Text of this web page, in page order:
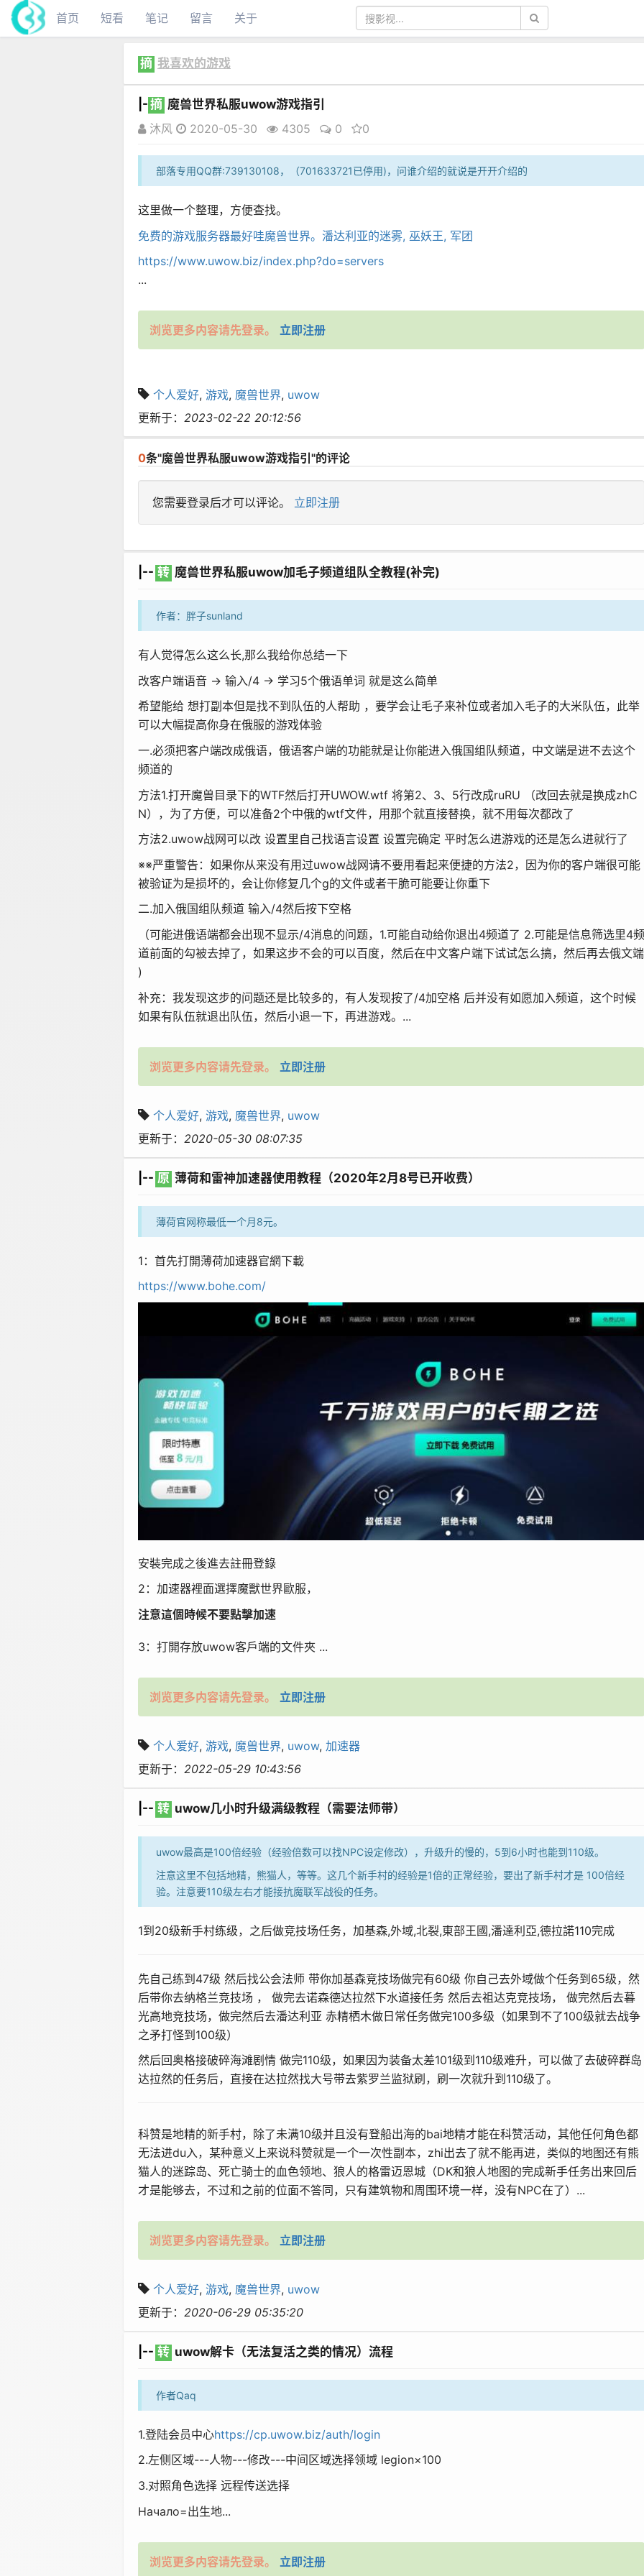
首页 短看 笔记 留言 关于
摘 我喜欢的游戏
|- 摘 魔兽世界私服uwow游戏指引
沐风
2020-05-30 4305 0 0
部落专用QQ群:739130108，（701633721已停用)，问谁介绍的就说是开开介绍的
这里做一个整理，方便查找。
免费的游戏服务器最好哇魔兽世界。潘达利亚的迷雾, 巫妖王, 军团
https://www.uwow.biz/index.php?do=servers
...
浏览更多内容请先登录。 立即注册
个人爱好, 游戏, 魔兽世界, uwow
更新于： 2023-02-22 20:12:56
0条"魔兽世界私服uwow游戏指引"的评论
您需要登录后才可以评论。 立即注册
|-- 转 魔兽世界私服uwow加毛子频道组队全教程(补完)
作者：胖子sunland
有人觉得怎么这么长,那么我给你总结一下
改客户端语音 → 输入/4 → 学习5个俄语单词 就是这么简单
希望能给 想打副本但是找不到队伍的人帮助 ，要学会让毛子来补位或者加入毛子的大米队伍，此举
可以大幅提高你身在俄服的游戏体验
一.必须把客户端改成俄语，俄语客户端的功能就是让你能进入俄国组队频道，中文端是进不去这个
频道的
方法1.打开魔兽目录下的WTF然后打开UWOW.wtf 将第2、3、5行改成ruRU （改回去就是换成zhC
N），为了方便，可以准备2个中俄的wtf文件，用那个就直接替换，就不用每次都改了
方法2.uwow战网可以改 设置里自己找语言设置 设置完确定 平时怎么进游戏的还是怎么进就行了
※※严重警告：如果你从来没有用过uwow战网请不要用看起来便捷的方法2，因为你的客户端很可能
被验证为是损坏的，会让你修复几个g的文件或者干脆可能要让你重下
二.加入俄国组队频道 输入/4然后按下空格
（可能进俄语端都会出现不显示/4消息的问题，1.可能自动给你退出4频道了 2.可能是信息筛选里4频
道前面的勾被去掉了，如果这步不会的可以百度，然后在中文客户端下试试怎么搞，然后再去俄文端
)
补充：我发现这步的问题还是比较多的，有人发现按了/4加空格 后并没有如愿加入频道，这个时候
如果有队伍就退出队伍，然后小退一下，再进游戏。...
浏览更多内容请先登录。 立即注册
个人爱好, 游戏, 魔兽世界, uwow
更新于： 2020-05-30 08:07:35
|-- 原 薄荷和雷神加速器使用教程（2020年2月8号已开收费）
薄荷官网称最低一个月8元。
1 ：首先打開薄荷加速器官網下載
https://www.bohe.com/
安裝完成之後進去註冊登錄
2 ：加速器裡面選擇魔獸世界歐服，
注意這個時候不要點擊加速
3 ：打開存放uwow客戶端的文件夾 ...
浏览更多内容请先登录。 立即注册
个人爱好, 游戏, 魔兽世界, uwow, 加速器
更新于： 2022-05-29 10:43:56
|-- 转 uwow几小时升级满级教程（需要法师带）
uwow最高是100倍经验（经验倍数可以找NPC设定修改），升级升的慢的，5到6小时也能到110级。
注意这里不包括地精，熊猫人，等等。这几个新手村的经验是1倍的正常经验，要出了新手村才是 100倍经
验。注意要110级左右才能接抗魔联军战役的任务。
1到20级新手村练级，之后做竞技场任务，加基森,外域,北裂,東部王國,潘達利亞,德拉諾110完成
先自己练到47级 然后找公会法师 带你加基森竞技场做完有60级 你自己去外域做个任务到65级，然
后带你去纳格兰竞技场 ， 做完去诺森德达拉然下水道接任务 然后去祖达克竞技场， 做完然后去暮
光高地竞技场，做完然后去潘达利亚 赤精栖木做日常任务做完100多级（如果到不了100级就去战争
之矛打怪到100级）
然后回奥格接破碎海滩剧情 做完110级，如果因为装备太差101级到110级难升，可以做了去破碎群岛
达拉然的任务后，直接在达拉然找大号带去紫罗兰监狱刷，刷一次就升到110级了。
科赞是地精的新手村，除了未满10级并且没有登船出海的bai地精才能在科赞活动，其他任何角色都
无法进du 入，某种意义上来说科赞就是一个一次性副本， zhi出去了就不能再进，类似的地图还有熊
猫人的迷踪岛、死亡骑士的血色领地、狼人的格雷迈恩城（DK和狼人地图的完成新手任务出来回后
才是能够去，不过和之前的位面不答同，只有建筑物和周围环境一样，没有NPC在了）...
浏览更多内容请先登录。 立即注册
个人爱好, 游戏, 魔兽世界, uwow
更新于： 2020-06-29 05:35:20
|-- 转 uwow解卡（无法复活之类的情况）流程
作者Qaq
1.登陆会员中心https://cp.uwow.biz/auth/login
2.左侧区域---人物---修改---中间区域选择领域 legion×100
3.对照角色选择 远程传送选择
Начало=出生地...
浏览更多内容请先登录。 立即注册